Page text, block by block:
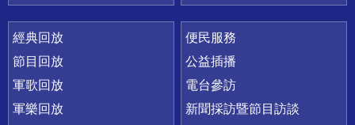
經典回放
節目回放
軍歌回放
軍樂回放
便民服務
公益插播
電台參訪
新聞採訪暨節目訪談